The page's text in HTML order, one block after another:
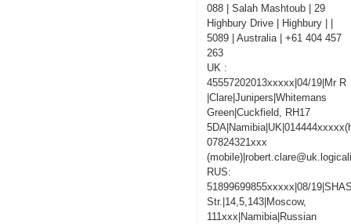
088 | Salah Mashtoub | 29
Highbury Drive | Highbury | |
5089 | Australia | +61 404 457
263
UK :
45557202013xxxxx|04/19|Mr R
|Clare|Junipers|Whitemans
Green|Cuckfield, RH17
07824321xxx
RUS:
51899699855xxxxx|08/
Str.|14,5,143|Moscow,
111xxx|Namibia|Russian